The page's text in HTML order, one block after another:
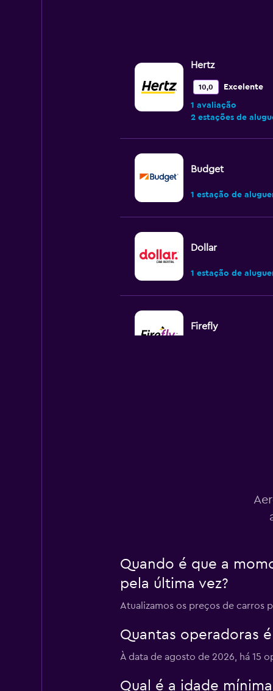
Hertz
10,0 Excelente
1 avaliação
2 estações de
Budget
1 estação de
Dollar
1 estação de
Firefly
2 estações de
Quando é que a
pela última vez?
Atualizamos os preços de carros
Quantas operadoras
À data de agosto de 2026, há 15
Qual é a idade